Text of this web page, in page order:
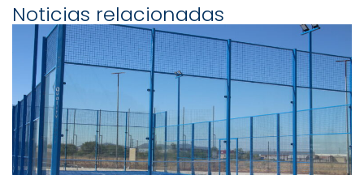
Noticias relacionadas